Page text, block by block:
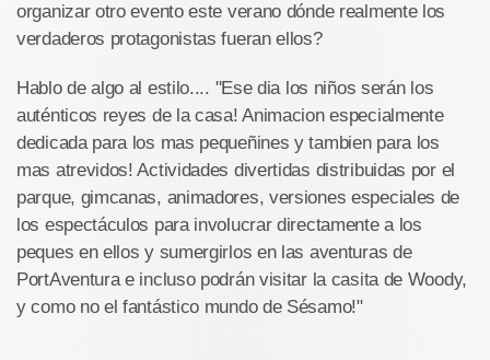
organizar otro evento este verano dónde realmente los
verdaderos protagonistas fueran ellos?
Hablo de algo al estilo.... "Ese dia los niños serán los
auténticos reyes de la casa! Animacion especialmente
dedicada para los mas pequeñines y tambien para los
mas atrevidos! Actividades divertidas distribuidas por el
parque, gimcanas, animadores, versiones especiales de
los espectáculos para involucrar directamente a los
peques en ellos y sumergirlos en las aventuras de
PortAventura e incluso podrán visitar la casita de Woody,
y como no el fantástico mundo de Sésamo!"